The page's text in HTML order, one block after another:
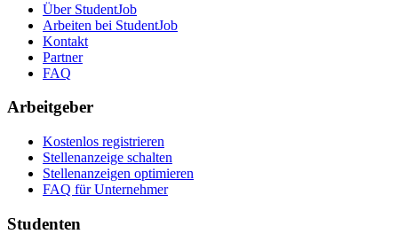
Über StudentJob
Arbeiten bei StudentJob
Kontakt
Partner
FAQ
Arbeitgeber
Kostenlos registrieren
Stellenanzeige schalten
Stellenanzeigen optimieren
FAQ für Unternehmer
Studenten